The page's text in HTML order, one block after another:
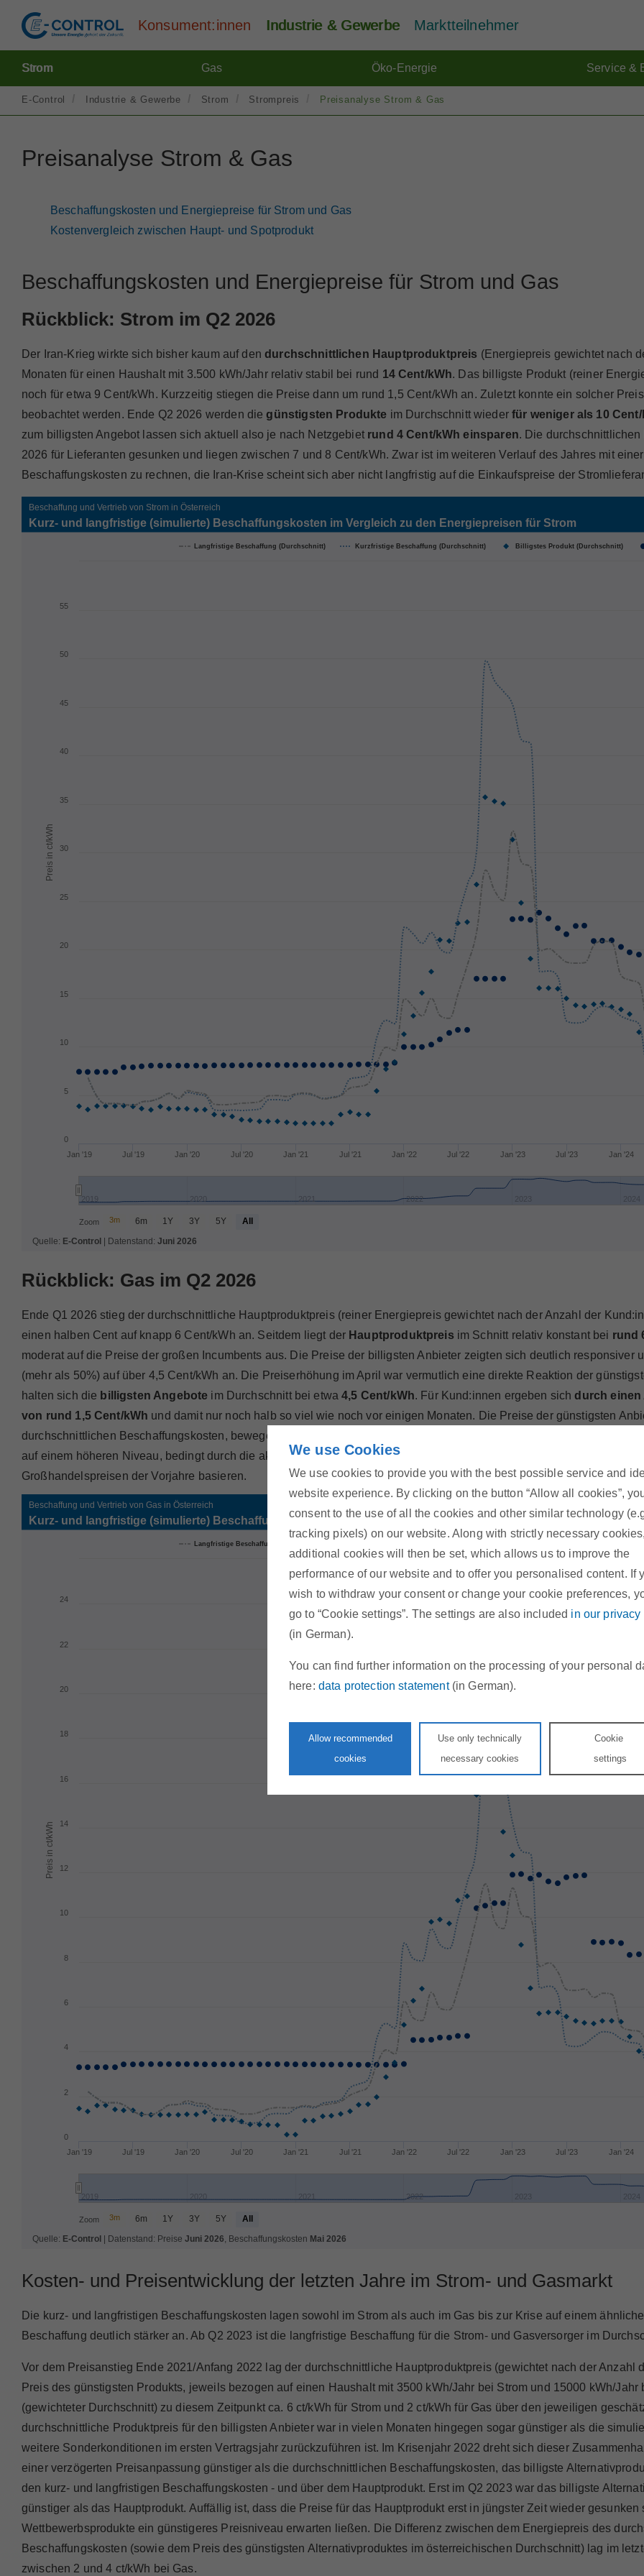
We use Cookies
We use cookies to provide you with the best possible service and
website experience. By clicking on the button “Allow all cookies”,
consent to the use of all the cookies and other similar technology
tracking pixels) on our website. Along with strictly necessary
additional cookies will then be set, which allows us to improve the
performance of our website and to offer you personalised content. If
wish to withdraw your consent or change your cookie preferences,
go to “Cookie settings”. The settings are also included in our privacy
(in German).
You can find further information on the processing of your personal
here: data protection statement(in German).
Allow recommended
cookies
Use only technically
necessary cookies
Cookie
settings
Konsument:innen Industrie & Gewerbe Marktteilnehmer
Strom Gas Öko-Energie Service &
E-Control Industrie & Gewerbe Strom Strompreis Preisanalyse Strom & Gas
Preisanalyse Strom & Gas
Beschaffungskosten und Energiepreise für Strom und Gas
Kostenvergleich zwischen Haupt- und Spotprodukt
Beschaffungskosten und Energiepreise für Strom und Gas
Rückblick: Strom im Q2 2026
Der Iran-Krieg wirkte sich bisher kaum auf dendurchschnittlichen Hauptproduktpreis (Energiepreis gewichtet nach
Monaten für einen Haushalt mit 3.500 kWh/Jahr relativ stabil bei rund 14 Cent/kWh. Das billigste Produkt (reiner
noch für etwa 9 Cent/kWh. Kurzzeitig stiegen die Preise dann um rund 1,5 Cent/kWh an. Zuletzt konnte ein solcher
beobachtet werden. Ende Q2 2026 werden diegünstigsten Produkte im Durchschnitt wiederfür weniger als 10 Cent/
zum billigsten Angebot lassen sich aktuell also je nach Netzgebietrund 4 Cent/kWh einsparen. Die
2026 für Lieferanten gesunken und liegen zwischen 7 und 8 Cent/kWh. Zwar ist im weiteren Verlauf des Jahres mit
Beschaffungskosten zu rechnen, die Iran-Krise scheint sich aber nicht langfristig auf die Einkaufspreise der
Rückblick: Gas im Q2 2026
Ende Q1 2026 stieg der durchschnittliche Hauptproduktpreis (reiner Energiepreis gewichtet nach der Anzahl der
einen halben Cent auf knapp 6 Cent/kWh an. Seitdem liegt der Hauptproduktpreis im Schnitt relativ konstant bei rund
moderat auf die Preise der großen Incumbents aus. Die Preise der billigsten Anbieter zeigten sich deutlich responsiver
(mehr als 50%) auf über 4,5 Cent/kWh an. Die Preiserhöhung im April war vermutlich eine direkte Reaktion der
halten sich die billigsten Angebote im Durchschnitt bei etwa4,5 Cent/kWh. Für Kund:innen ergeben sichdurch einen
von rund 1,5 Cent/kWh und damit nur noch halb so viel wie noch vor einigen Monaten. Die Preise der günstigsten
durchschnittlichen Beschaffungskosten, bewegen sich jedoch inzwischen um etwa einen Cent/kWh darüber. Die
auf einem höheren Niveau, bedingt durch die aktuellen geopolitischen Entwicklungen, während die langfristigen
Großhandelspreisen der Vorjahre basieren.
Kosten- und Preisentwicklung der letzten Jahre im Strom- und Gasmarkt
Die kurz- und langfristigen Beschaffungskosten lagen sowohl im Strom als auch im Gas bis zur Krise auf einem
Beschaffung deutlich stärker an. Ab Q2 2023 ist die langfristige Beschaffung für die Strom- und Gasversorger im
Vor dem Preisanstieg Ende 2021/Anfang 2022 lag der durchschnittliche Hauptproduktpreis (gewichtet nach der Anzahl
Preis des günstigsten Produkts, jeweils bezogen auf einen Haushalt mit 3500 kWh/Jahr bei Strom und 15000 kWh/
(gewichteter Durchschnitt) zu diesem Zeitpunkt ca. 6 ct/kWh für Strom und 2 ct/kWh für Gas über den jeweiligen
durchschnittliche Produktpreis für den billigsten Anbieter war in vielen Monaten hingegen sogar günstiger als die
weitere Sonderkonditionen im ersten Vertragsjahr zurückzuführen ist. Im Krisenjahr 2022 dreht sich dieser
einer verzögerten Preisanpassung günstiger als die durchschnittlichen Beschaffungskosten, das billigste
den kurz- und langfristigen Beschaffungskosten - und über dem Hauptprodukt. Erst im Q2 2023 war das billigste
günstiger als das Hauptprodukt. Auffällig ist, dass die Preise für das Hauptprodukt erst in jüngster Zeit wieder
Wettbewerbsprodukte ein günstigeres Preisniveau erwarten ließen. Die Differenz zwischen dem Energiepreis des
Beschaffungskosten (sowie dem Preis des günstigsten Alternativproduktes im österreichischen Durchschnitt) lag im
zwischen 2 und 4 ct/kWh bei Gas.